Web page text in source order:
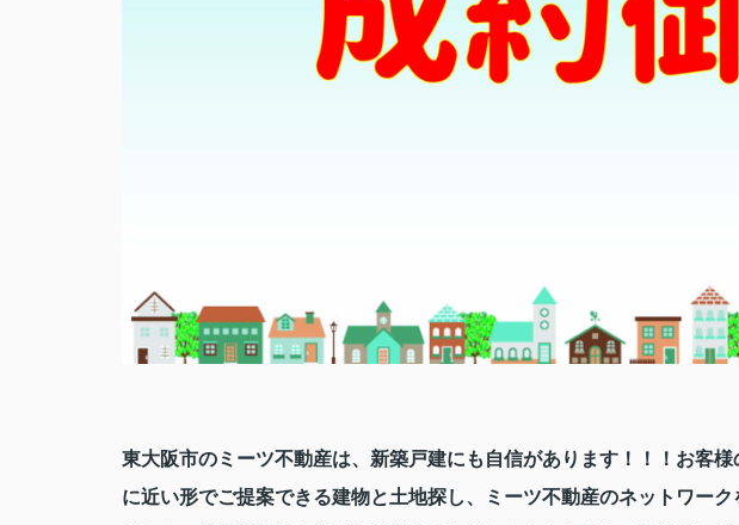
東大阪市のミーツ不動産は、新築戸建にも自信があります！！！お客
に近い形でご提案できる建物と土地探し、
ミーツ不動産のネットワーク